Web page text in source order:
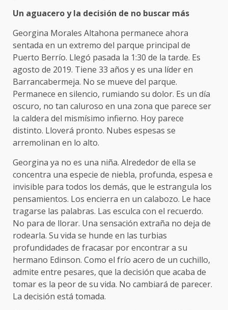
Un aguacero y la decisión de no buscar más
Georgina Morales Altahona permanece ahora
sentada en un extremo del parque principal de
Puerto Berrío. Llegó pasada la 1:30 de la tarde. Es
agosto de 2019. Tiene 33 años y es una líder en
Barrancabermeja. No se mueve del parque.
Permanece en silencio, rumiando su dolor. Es un día
oscuro, no tan caluroso en una zona que parece ser
la caldera del mismísimo infierno. Hoy parece
distinto. Lloverá pronto. Nubes espesas se
arremolinan en lo alto.
Georgina ya no es una niña. Alrededor de ella se
concentra una especie de niebla, profunda, espesa e
invisible para todos los demás, que le estrangula los
pensamientos. Los encierra en un calabozo. Le hace
tragarse las palabras. Las esculca con el recuerdo.
No para de llorar. Una sensación extraña no deja de
rodearla. Su vida se hunde en las turbias
profundidades de fracasar por encontrar a su
hermano Edinson. Como el frío acero de un cuchillo,
admite entre pesares, que la decisión que acaba de
tomar es la peor de su vida. No cambiará de parecer.
La decisión está tomada.